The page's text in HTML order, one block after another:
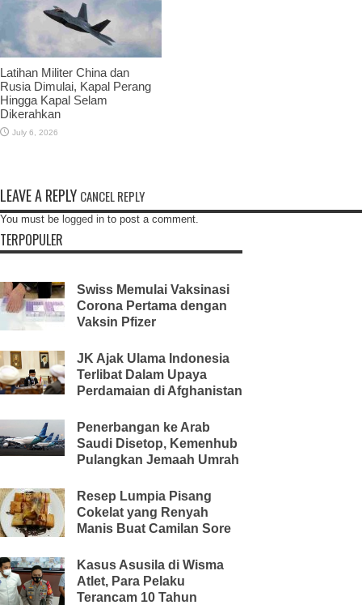
Latihan Militer China dan
Rusia Dimulai, Kapal Perang
Hingga Kapal Selam
Dikerahkan
July 6, 2026
LEAVE A REPLY CANCEL REPLY
You must be logged in to post a comment.
TERPOPULER
Swiss Memulai Vaksinasi
Corona Pertama dengan
Vaksin Pfizer
JK Ajak Ulama Indonesia
Terlibat Dalam Upaya
Perdamaian di Afghanistan
Penerbangan ke Arab
Saudi Disetop, Kemenhub
Pulangkan Jemaah Umrah
Resep Lumpia Pisang
Cokelat yang Renyah
Manis Buat Camilan Sore
Kasus Asusila di Wisma
Atlet, Para Pelaku
Terancam 10 Tahun